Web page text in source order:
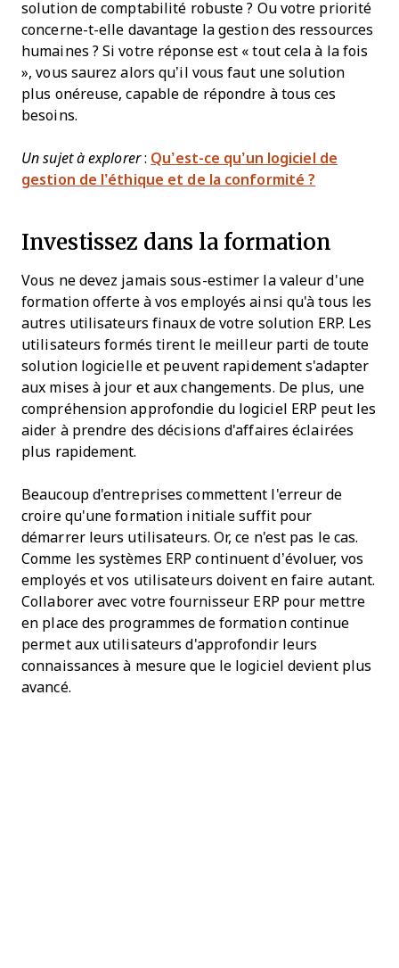
solution de comptabilité robuste ? Ou votre priorité
concerne-t-elle davantage la gestion des ressources
humaines ? Si votre réponse est « tout cela à la fois
», vous saurez alors qu’il vous faut une solution
plus onéreuse, capable de répondre à tous ces
besoins.
Un sujet à explorer: Qu’est-ce qu’un logiciel de
gestion de l’éthique et de la conformité ?
Investissez dans la formation
Vous ne devez jamais sous-estimer la valeur d'une
formation offerte à vos employés ainsi qu'à tous les
autres utilisateurs finaux de votre solution ERP. Les
utilisateurs formés tirent le meilleur parti de toute
solution logicielle et peuvent rapidement s'adapter
aux mises à jour et aux changements. De plus, une
compréhension approfondie du logiciel ERP peut les
aider à prendre des décisions d'affaires éclairées
plus rapidement.
Beaucoup d'entreprises commettent l'erreur de
croire qu'une formation initiale suffit pour
démarrer leurs utilisateurs. Or, ce n'est pas le cas.
Comme les systèmes ERP continuent d’évoluer, vos
employés et vos utilisateurs doivent en faire autant.
Collaborer avec votre fournisseur ERP pour mettre
en place des programmes de formation continue
permet aux utilisateurs d'approfondir leurs
connaissances à mesure que le logiciel devient plus
avancé.